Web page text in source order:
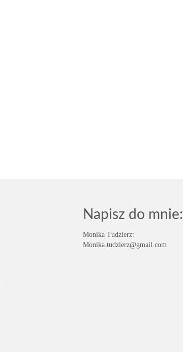
Napisz do mnie:
Monika Tudzierz:
Monika.tudzierz@gmail.com